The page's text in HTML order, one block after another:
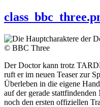
© BBC Three
Der Doctor kann trotz
ruft er im neuen Teaser zur
Überleben in die eigene
auf der gerade
noch den ersten offiziellen